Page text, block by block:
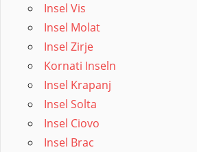
Insel Vis
Insel Molat
Insel Zirje
Kornati Inseln
Insel Krapanj
Insel Solta
Insel Ciovo
Insel Brac